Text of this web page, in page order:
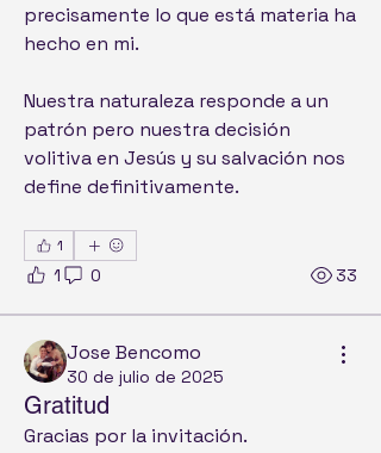
precisamente lo que está materia ha
hecho en mi.
Nuestra naturaleza responde a un
patrón pero nuestra decisión
volitiva en Jesús y su salvación nos
define definitivamente.
1
1 0 33
Jose Bencomo
30 de julio de 2025
Gratitud
Gracias por la invitación.